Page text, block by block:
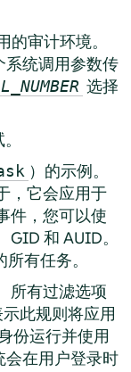
审计环境。
系统调用参数传
选择
）的示例。
，它会应用于
件，您可以使
和 AUID。
所有任务。
所有过滤选项
此规则将应用
份运行并使用
在用户登录时